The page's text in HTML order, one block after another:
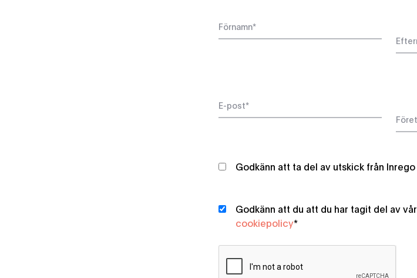
Godkänn att ta del av utskick från Inrego
Godkänn att du att du har tagit del av vår
cookiepolicy*